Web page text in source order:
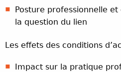
Posture professionnelle
la question du lien
Les effets des conditions
Impact sur la pratique